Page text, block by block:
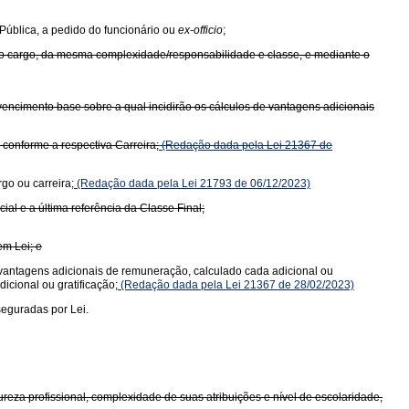
a pedido do funcionário ou ex-officio;
da mesma complexidade/responsabilidade e classe, e mediante o
base sobre a qual incidirão os cálculos de vantagens adicionais
a respectiva Carreira;(Redação dada pela Lei 21367 de
ou carreira; (Redação dada pela Lei 21793 de 06/12/2023)
e a última referência da Classe Final;
Lei; e
adicionais de remuneração, calculado cada adicional ou
ou gratificação; (Redação dada pela Lei 21367 de 28/02/2023)
por Lei.
profissional, complexidade de suas atribuições e nível de escolaridade,